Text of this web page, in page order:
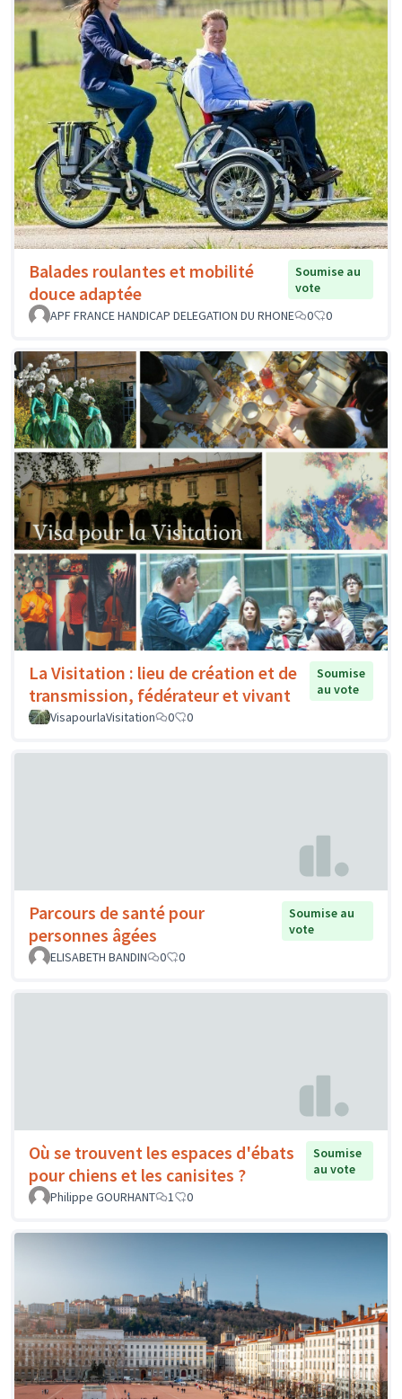
Balades roulantes et mobilité
douce adaptée
Soumise au
vote
APF FRANCE HANDICAP DELEGATION DU RHONE
0 0
La Visitation : lieu de création et de
transmission, fédérateur et vivant
Soumise
au vote
VisapourlaVisitation
0 0
Parcours de santé pour
personnes âgées
Soumise au
vote
ELISABETH BANDIN
0 0
Où se trouvent les espaces d'ébats
pour chiens et les canisites ?
Soumise
au vote
Philippe GOURHANT
1 0